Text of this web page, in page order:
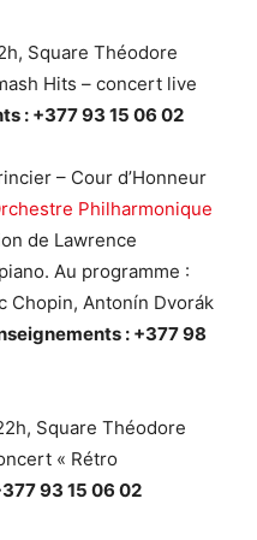
Square Théodore
Hits – concert live
: +377 93 15 06 02
– Cour d’Honneur
Philharmonique
de Lawrence
Au programme :
Chopin, Antonín Dvorák
: +377 98
Square Théodore
« Rétro
93 15 06 02